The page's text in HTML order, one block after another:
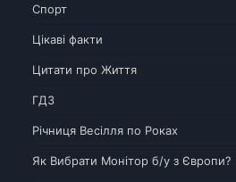
Спорт
Цікаві факти
Цитати про Життя
ГДЗ
Річниця Весілля по Роках
Як Вибрати Монітор б/у з Європи?